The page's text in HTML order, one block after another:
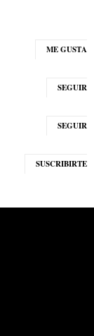
ME GUSTA
SEGUIR
SEGUIR
SUSCRIBIRTE